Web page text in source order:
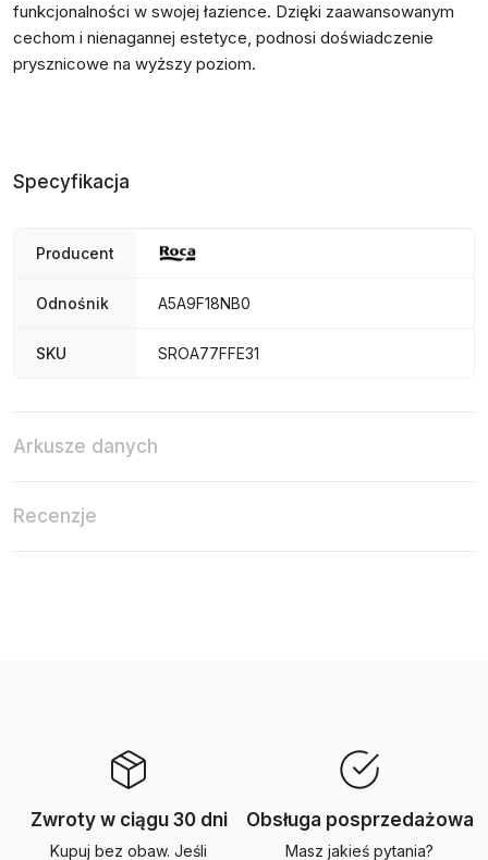
funkcjonalności w swojej łazience. Dzięki zaawansowanym
cechom i nienagannej estetyce, podnosi doświadczenie
prysznicowe na wyższy poziom.
Specyfikacja
Producent
Odnośnik A5A9F18NB0
SKU SROA77FFE31
Arkusze danych
Recenzje
Zwroty w ciągu 30 dni
Kupuj bez obaw. Jeśli
Obsługa posprzedażowa
Masz jakieś pytania?